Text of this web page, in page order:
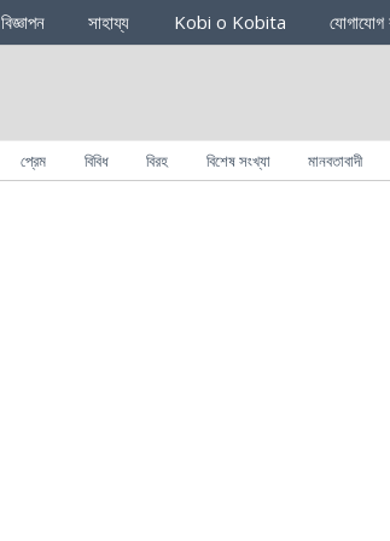
বিজ্ঞাপন সাহায্য Kobi o Kobita
প্রেম বিবিধ বিরহ বিশেষ সংখ্যা মানবতাবাদী